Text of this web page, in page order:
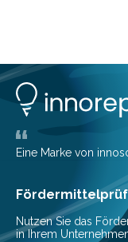
werden auch von
ausgeschickt.
Universität haben
entwickelt, mit
beschreiben…
Eine Marke von
Nutzen Sie das
in Ihrem